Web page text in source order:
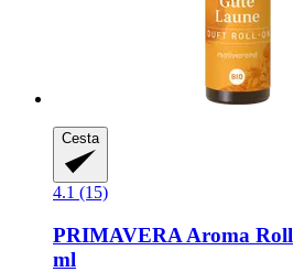
Cesta
4.1 (15)
PRIMAVERA Aroma
ml